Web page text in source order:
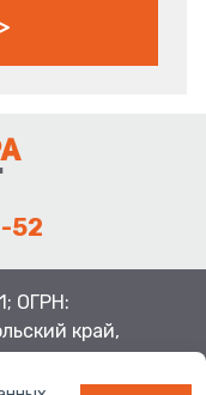
52
ОГРН:
край,